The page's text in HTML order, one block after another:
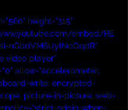
height="315"
embed/RE
video player"
allow="accelerometer;
write; encrypted-
picture-in-picture; web-
origin-when-